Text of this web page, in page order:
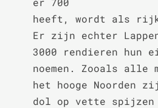
heeft, wordt als rijk
Er zijn echter
3000 rendieren hun
noemen. Zooals alle
het hooge Noorden
dol op vette spijzen